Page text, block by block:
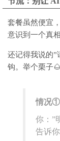
套餐虽然便宜
意识到一个真相
还记得我说的”
钩。 举个栗子
情况①
你：”
告诉你